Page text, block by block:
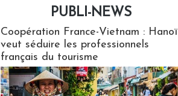
PUBLI-NEWS
Coopération France-Vietnam : Hanoï
veut séduire les professionnels
français du tourisme